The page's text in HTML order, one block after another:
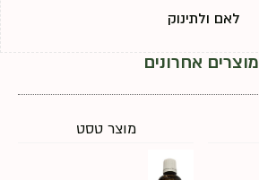
לאם ולתינוק
מוצרים אחרונים
מוצר טסט